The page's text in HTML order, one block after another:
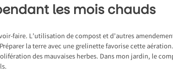
les mois chauds
faire. L’utilisation de compost et d’autres
la terre avec une grelinette favorise cette
des mauvaises herbes. Dans mon jardin, le